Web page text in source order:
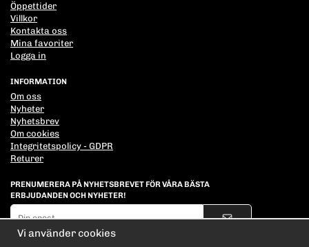
Öppettider
Villkor
Kontakta oss
Mina favoriter
Logga in
INFORMATION
Om oss
Nyheter
Nyhetsbrev
Om cookies
Integritetspolicy - GDPR
Returer
PRENUMERERA PÅ NYHETSBREVET FÖR VÅRA BÄSTA
ERBJUDANDEN OCH NYHETER!
E-
De uppgifter du matar in kommer endast användas till våra nyhetsbrev.
Vi använder cookies